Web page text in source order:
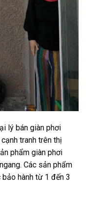
lý bán giàn phơi
tranh trên thị
phẩm giàn phơi
Các sản phẩm
hành từ 1 đến 3